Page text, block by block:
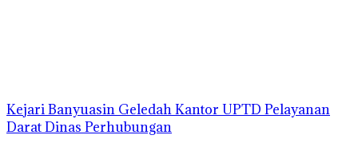
Kejari Banyuasin Geledah Kantor UPTD Pelayanan
Darat Dinas Perhubungan